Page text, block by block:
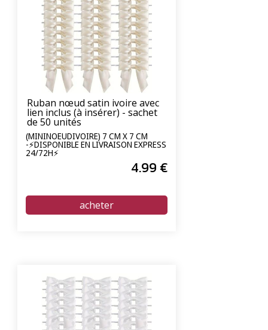
Ruban nœud satin ivoire avec
lien inclus (à insérer) - sachet
de 50 unités
(MININOEUDIVOIRE) 7 CM X 7 CM
-⚡DISPONIBLE EN LIVRAISON EXPRESS
24/72H⚡
4.99 €